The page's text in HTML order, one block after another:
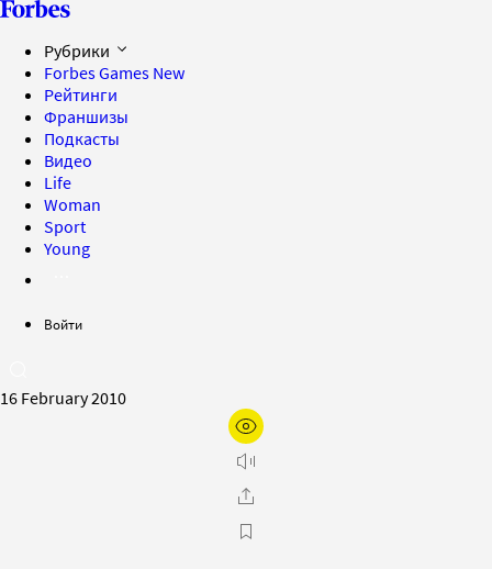
Рубрики
Forbes Games New
Рейтинги
Франшизы
Подкасты
Видео
Life
Woman
Sport
Young
Войти
16 February 2010